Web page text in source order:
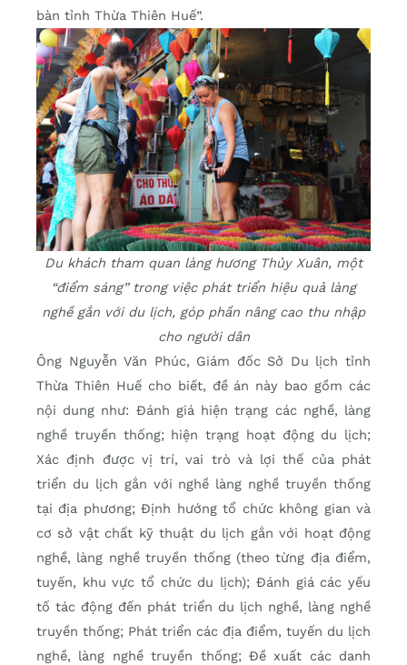
bàn tỉnh Thừa Thiên Huế”.
Du khách tham quan làng hương Thủy Xuân, một
“điểm sáng” trong việc phát triển hiệu quả làng
nghề gắn với du lịch, góp phần nâng cao thu nhập
cho người dân
Ông Nguyễn Văn Phúc, Giám đốc Sở Du lịch tỉnh
Thừa Thiên Huế cho biết, đề án này bao gồm các
nội dung như: Đánh giá hiện trạng các nghề, làng
nghề truyền thống; hiện trạng hoạt động du lịch;
Xác định được vị trí, vai trò và lợi thế của phát
triển du lịch gắn với nghề làng nghề truyền thống
tại địa phương; Định hướng tổ chức không gian và
cơ sở vật chất kỹ thuật du lịch gắn với hoạt động
nghề, làng nghề truyền thống (theo từng địa điểm,
tuyến, khu vực tổ chức du lịch); Đánh giá các yếu
tố tác động đến phát triển du lịch nghề, làng nghề
truyền thống; Phát triển các địa điểm, tuyến du lịch
nghề, làng nghề truyền thống; Đề xuất các danh